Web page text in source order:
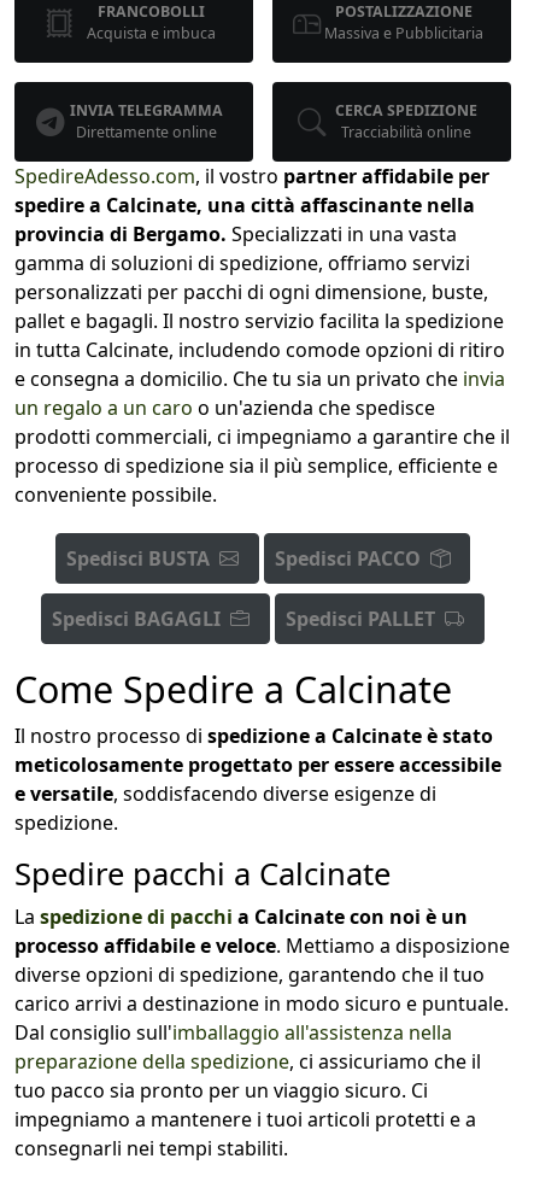
FRANCOBOLLI
Acquista e imbuca
POSTALIZZAZIONE
Massiva e Pubblicitaria
INVIA TELEGRAMMA
Direttamente online
CERCA SPEDIZIONE
Tracciabilità online
SpedireAdesso.com, il vostro partner affidabile per
spedire a Calcinate, una città affascinante nella
provincia di Bergamo. Specializzati in una vasta
gamma di soluzioni di spedizione, offriamo servizi
personalizzati per pacchi di ogni dimensione, buste,
pallet e bagagli. Il nostro servizio facilita la spedizione
in tutta Calcinate, includendo comode opzioni di ritiro
e consegna a domicilio. Che tu sia un privato che invia
un regalo a un caro o un'azienda che spedisce
prodotti commerciali, ci impegniamo a garantire che il
processo di spedizione sia il più semplice, efficiente e
conveniente possibile.
Spedisci BUSTA Spedisci PACCO
Spedisci BAGAGLI Spedisci PALLET
Come Spedire a Calcinate
Il nostro processo di spedizione a Calcinate è stato
meticolosamente progettato per essere accessibile
e versatile, soddisfacendo diverse esigenze di
spedizione.
Spedire pacchi a Calcinate
La spedizione di pacchi a Calcinate con noi è un
processo affidabile e veloce. Mettiamo a disposizione
diverse opzioni di spedizione, garantendo che il tuo
carico arrivi a destinazione in modo sicuro e puntuale.
Dal consiglio sull'imballaggio all'assistenza nella
preparazione della spedizione, ci assicuriamo che il
tuo pacco sia pronto per un viaggio sicuro. Ci
impegniamo a mantenere i tuoi articoli protetti e a
consegnarli nei tempi stabiliti.